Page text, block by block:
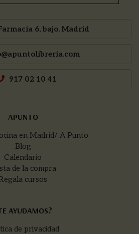
6, bajo. Madrid
917 02 10 41
APUNTO
en Madrid/ A Punto
Blog
Calendario
de la compra
cursos
AYUDAMOS?
de privacidad